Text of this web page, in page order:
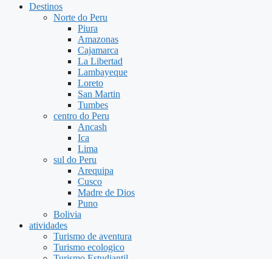
Destinos
Norte do Peru
Piura
Amazonas
Cajamarca
La Libertad
Lambayeque
Loreto
San Martin
Tumbes
centro do Peru
Ancash
Ica
Lima
sul do Peru
Arequipa
Cusco
Madre de Dios
Puno
Bolivia
atividades
Turismo de aventura
Turismo ecologico